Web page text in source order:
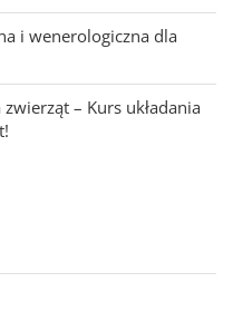
i wenerologiczna dla
– Kurs układania